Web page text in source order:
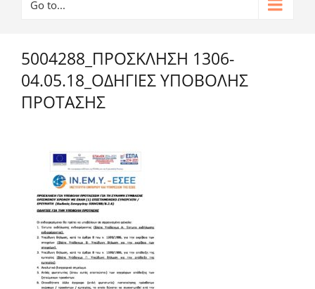
Go to...
5004288_ΠΡΟΣΚΛΗΣΗ 1306-
04.05.18_ΟΔΗΓΙΕΣ ΥΠΟΒΟΛΗΣ
ΠΡΟΤΑΣΗΣ